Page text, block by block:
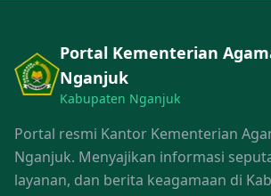
Portal Kementerian
Nganjuk
Kabupaten Nganjuk
Portal resmi Kantor Kementerian
Nganjuk. Menyajikan informasi
layanan, dan berita keagamaan di